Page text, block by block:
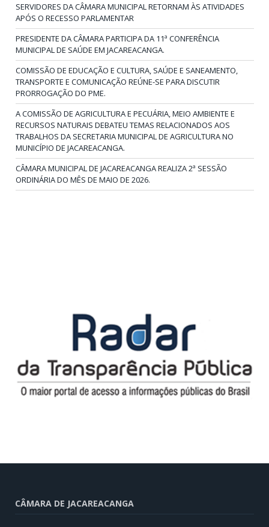
SERVIDORES DA CÂMARA MUNICIPAL RETORNAM ÀS ATIVIDADES
APÓS O RECESSO PARLAMENTAR
PRESIDENTE DA CÂMARA PARTICIPA DA 11ª CONFERÊNCIA
MUNICIPAL DE SAÚDE EM JACAREACANGA.
COMISSÃO DE EDUCAÇÃO E CULTURA, SAÚDE E SANEAMENTO,
TRANSPORTE E COMUNICAÇÃO REÚNE-SE PARA DISCUTIR
PRORROGAÇÃO DO PME.
A COMISSÃO DE AGRICULTURA E PECUÁRIA, MEIO AMBIENTE E
RECURSOS NATURAIS DEBATEU TEMAS RELACIONADOS AOS
TRABALHOS DA SECRETARIA MUNICIPAL DE AGRICULTURA NO
MUNICÍPIO DE JACAREACANGA.
CÂMARA MUNICIPAL DE JACAREACANGA REALIZA 2ª SESSÃO
ORDINÁRIA DO MÊS DE MAIO DE 2026.
CÂMARA DE JACAREACANGA